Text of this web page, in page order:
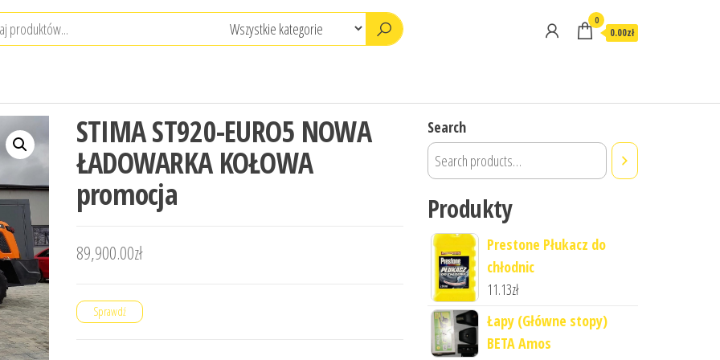
0
0.00zł
STIMA ST920-EURO5 NOWA
ŁADOWARKA KOŁOWA
promocja
89,900.00zł
Sprawdź
Search
Produkty
Prestone Płukacz do
chłodnic
11.13zł
Łapy (Główne stopy)
BETA Amos